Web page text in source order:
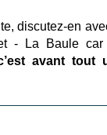
discutez-en
- La Baule car
avant tout